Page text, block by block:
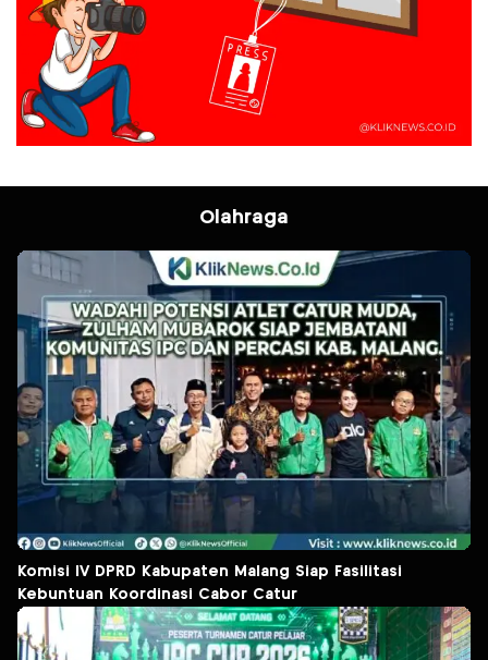
Olahraga
Komisi IV DPRD Kabupaten Malang Siap Fasilitasi
Kebuntuan Koordinasi Cabor Catur